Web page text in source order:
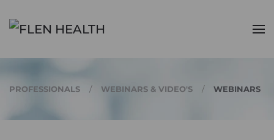
Skip to main content
PROFESSIONALS WEBINARS & VIDEO'S WEBINARS